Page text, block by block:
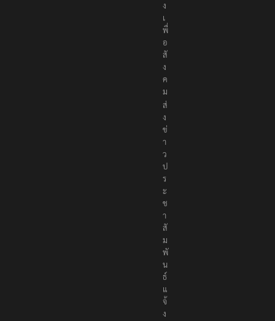
ง
เ
พื่
อ
สั
ง
ค
ม
ส่
ง
ข่
า
ว
ป
ร
ะ
ช
า
สั
ม
พั
น
ธ์
แ
จ้
ง